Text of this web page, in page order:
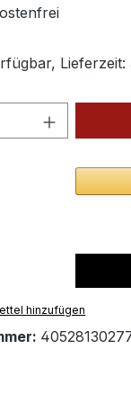
Lieferzeit:
Anzahl:
hinzufügen